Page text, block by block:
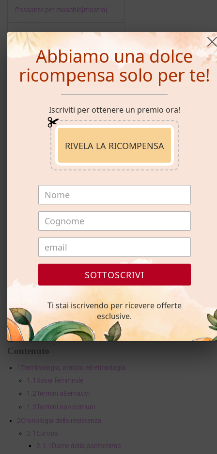
Passante per maschio[mostra]
Passante per donna [mostra]
Organizzazioni[mostra]
è una persona, principalmente di sesso maschile, che
di genere femminileeruoli di genereper scopi di intrattenimento.
Storicamente, la maggior parte delle drag queen sono state uomini
gay uomini ecultura gay
genereeidentità sessuale.
Le persone partecipano all'attività di
vanno dall'espressione di sé alle prestazioni tradizionali. Gli
labiale
, canti dal vivo e balli. Si verificano in eventi come
gay pride
rievocazioni storiche
. Le drag queen variano in base al tipo,
alla cultura e alla dedizione, dai professionisti che recitano nei film
alle persone che si trascinano solo occasionalmente.
Contenuto
1 Terminologia, ambito ed etimologia
1.1 Sosia femminile
1.2Termini alternativi
1.3Termini non comuni
2Cronologia della resistenza
2.1 Europa
2.1.1 Dame della pantomima
Abbiamo una dolce
ricompensa solo per te!
Iscriviti per ottenere un premio ora!
RIVELA LA RICOMPENSA
SOTTOSCRIVI
Ti stai iscrivendo per ricevere offerte
esclusive.